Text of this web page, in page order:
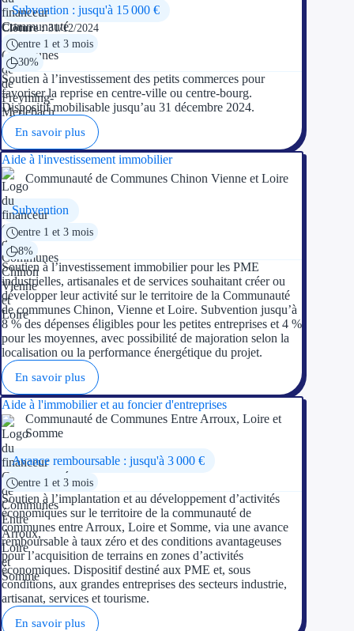
Subvention : jusqu'à 15 000 €
Clôture :31/12/2024
entre 1 et 3 mois
30%
Soutien à l’investissement des petits commerces pour
favoriser la reprise en centre-ville ou centre-bourg.
Dispositif mobilisable jusqu’au 31 décembre 2024.
En savoir plus
Aide à l'investissement immobilier
Communauté de Communes Chinon Vienne et Loire
Subvention
entre 1 et 3 mois
8%
Soutien à l’investissement immobilier pour les PME
industrielles, artisanales et de services souhaitant créer ou
développer leur activité sur le territoire de la Communauté
de communes Chinon, Vienne et Loire. Subvention jusqu’à
8 % des dépenses éligibles pour les petites entreprises et 4 %
pour les moyennes, avec possibilité de majoration selon la
localisation ou la performance énergétique du projet.
En savoir plus
Aide à l'immobilier et au foncier d'entreprises
Communauté de Communes Entre Arroux, Loire et
Somme
Avance remboursable : jusqu'à 3 000 €
entre 1 et 3 mois
Soutien à l’implantation et au développement d’activités
économiques sur le territoire de la communauté de
communes entre Arroux, Loire et Somme, via une avance
remboursable à taux zéro et des conditions avantageuses
pour l’acquisition de terrains en zones d’activités
économiques. Dispositif destiné aux PME et, sous
conditions, aux grandes entreprises des secteurs industrie,
artisanat, services et tourisme.
En savoir plus